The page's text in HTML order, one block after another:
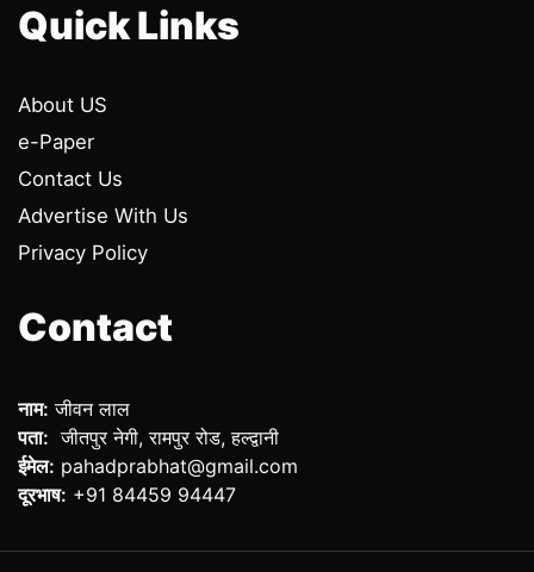
Quick Links
About US
e-Paper
Contact Us
Advertise With Us
Privacy Policy
Contact
नाम: जीवन लाल
पता: जीतपुर नेगी, रामपुर रोड, हल्द्वानी
ईमेल: pahadprabhat@gmail.com
दूरभाष: +91 84459 94447